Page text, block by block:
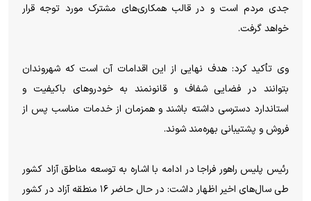
جدی مردم است و در قالب همکاری‌های مشترک مورد توجه قرار
خواهد گرفت.
وی تأکید کرد: هدف نهایی از این اقدامات آن است که شهروندان
بتوانند در فضایی شفاف و قانونمند به خودروهای باکیفیت و
استاندارد دسترسی داشته باشند و همزمان از خدمات مناسب پس از
فروش و پشتیبانی بهره‌مند شوند.
رئیس پلیس راهور فراجا در ادامه با اشاره به توسعه مناطق آزاد کشور
طی سال‌های اخیر اظهار داشت: در حال حاضر ۱۶ منطقه آزاد در کشور